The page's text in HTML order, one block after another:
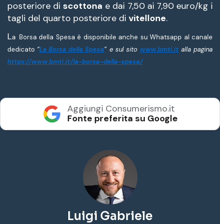
posteriore discottona e dai 7,50 ai 7,90 euro/kg i
tagli del quarto posteriore di vitellone.
La Borsa della Spesa è disponibile anche su Whatsapp al canale
dedicato “La Borsa della Spesa” e sul sito www.bmti.italla pagina
https://www.bmti.it/la-borsa-della-spesa/
Aggiungi Consumerismo.it
Fonte preferita su Google
Luigi Gabriele